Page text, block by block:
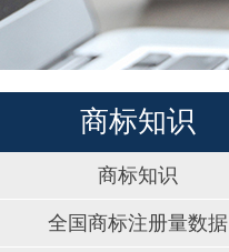
商标知识
商标知识
全国商标注册量数据